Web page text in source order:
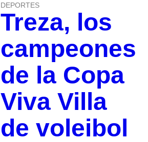
DEPORTES
Treza, los
campeones
de la Copa
Viva Villa
de voleibol